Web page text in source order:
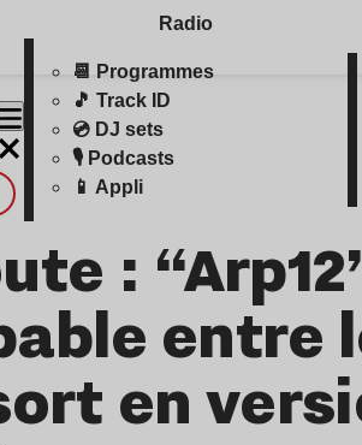
Radio
📆 Programmes
🎵 Track ID
💿 DJ sets
🎙️ Podcasts
📱 Appli
:
entre
en